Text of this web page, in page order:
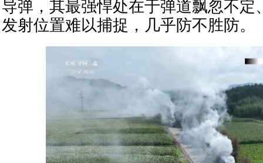
导弹，其最强悍处在于弹道飘忽不定
发射位置难以捕捉，几乎防不胜防。